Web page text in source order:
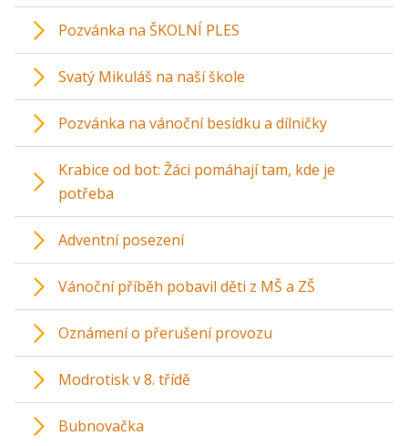
Pozvánka na ŠKOLNÍ PLES
Svatý Mikuláš na naší škole
Pozvánka na vánoční besídku a dílničky
Krabice od bot: Žáci pomáhají tam, kde je
potřeba
Adventní posezení
Vánoční příběh pobavil děti z MŠ a ZŠ
Oznámení o přerušení provozu
Modrotisk v 8. třídě
Bubnovačka